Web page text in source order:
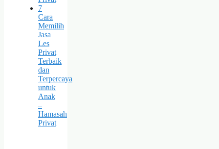
7
Cara
Memilih
Jasa
Les
Privat
Terbaik
dan
Terpercaya
untuk
Anak
–
Hamasah
Privat